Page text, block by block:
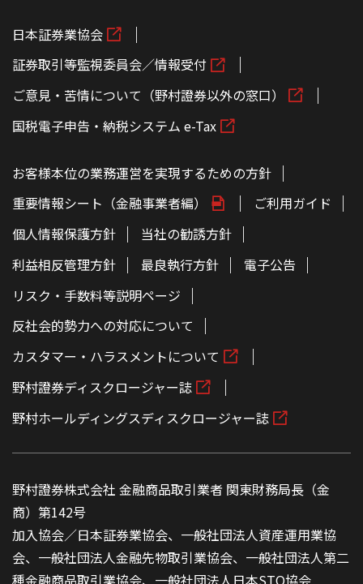
日本証券業協会
証券取引等監視委員会／情報受付
ご意見・苦情について（野村證券以外の窓口）
国税電子申告・納税システム e-Tax
お客様本位の業務運営を実現するための方針
重要情報シート（金融事業者編）
ご利用ガイド
個人情報保護方針
当社の勧誘方針
利益相反管理方針
最良執行方針
電子公告
リスク・手数料等説明ページ
反社会的勢力への対応について
カスタマー・ハラスメントについて
野村證券ディスクロージャー誌
野村ホールディングスディスクロージャー誌
野村證券株式会社 金融商品取引業者 関東財務局長（金
商）第142号
加入協会／日本証券業協会、一般社団法人資産運用業協
会、一般社団法人金融先物取引業協会、一般社団法人第二